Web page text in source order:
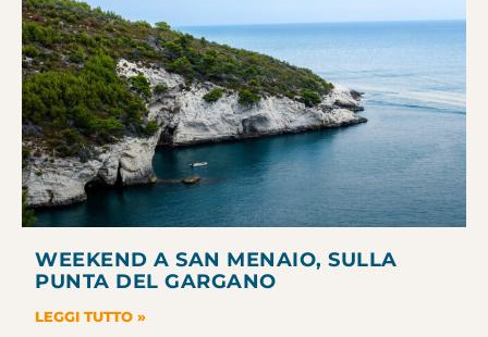
WEEKEND A SAN MENAIO, SULLA
PUNTA DEL GARGANO
LEGGI TUTTO »